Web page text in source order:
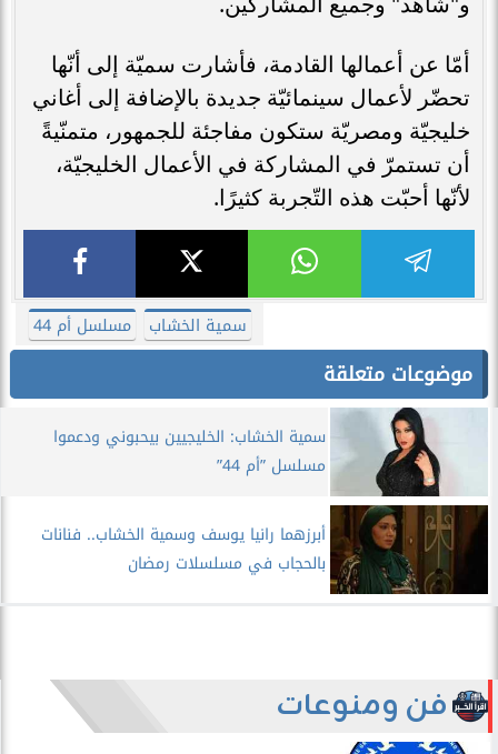
أمّا عن أعمالها القادمة، فأشارت سميّة إلى أنّها
تحضّر لأعمال سينمائيّة جديدة بالإضافة إلى أغاني
خليجيّة ومصريّة ستكون مفاجئة للجمهور، متمنّيةً
أن تستمرّ في المشاركة في الأعمال الخليجيّة،
لأنّها أحبّت هذه التّجربة كثيرًا.
سمية الخشاب مسلسل أم 44
موضوعات متعلقة
سمية الخشاب: الخليجيين بيحبوني ودعموا
مسلسل ”أم 44”
أبرزهما رانيا يوسف وسمية الخشاب.. فنانات
بالحجاب في مسلسلات رمضان
فن ومنوعات